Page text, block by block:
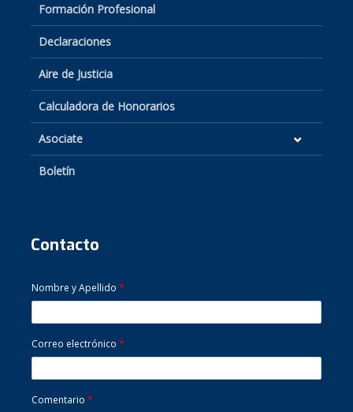
Formación Profesional
Declaraciones
Aire de Justicia
Calculadora de Honorarios
Asociate
Boletín
Contacto
Nombre y Apellido *
Correo electrónico *
Comentario *